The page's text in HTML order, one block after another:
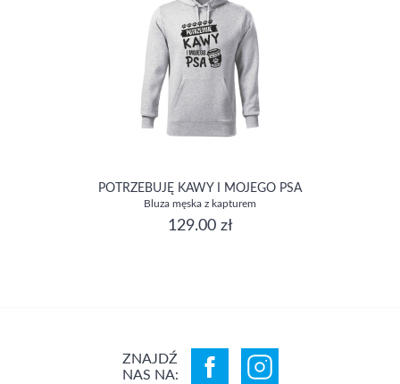
POTRZEBUJĘ KAWY I MOJEGO PSA
Bluza męska z kapturem
129.00 zł
ZNAJDŹ
NAS NA: